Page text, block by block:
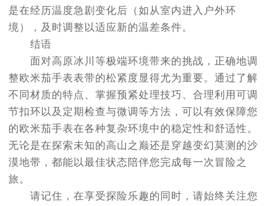
黑龙江省鸡西市鸡冠区红军路亨得利售后服务中心（需提前预约）
黑龙江省佳木斯市向阳区长安路亨得利售后服务中心（需提前预约）
黑龙江省牡丹江市东安区太平路亨得利售后服务中心（需提前预约）
黑龙江省七台河市桃山区大同街亨得利售后服务中心（需提前预约）
黑龙江省齐齐哈尔市龙沙区龙华路亨得利售后服务中心（需提前预约）
黑龙江省双鸭山市尖山区新兴大街亨得利售后服务中心（需提前预约）
黑龙江省绥化市北林区新华街与康庄路交叉口亨得利售后服务中心（需提前预约）
吉林省白城市洮北区明仁南街亨得利售后服务中心（需提前预约）
是在经历温度急剧变化后（如从室内进入户外环
境），及时调整以适应新的温差条件。
结语
面对高原冰川等极端环境带来的挑战，正确地调
整欧米茄手表表带的松紧度显得尤为重要。通过了解
不同材质的特点、掌握预紧处理技巧、合理利用可调
节扣环以及定期检查与微调等方法，可以有效保障您
的欧米茄手表在各种复杂环境中的稳定性和舒适性。
无论是在探索未知的高山之巅还是穿越变幻莫测的沙
漠地带，都能以最佳状态陪伴您完成每一次冒险之
旅。
请记住，在享受探险乐趣的同时，请始终关注您